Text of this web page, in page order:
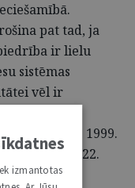
pat tad, ja
ir lielu
sistēmas
vēl ir
ne tikai
līdz 1999.
kodeksa 22.
izmantotas